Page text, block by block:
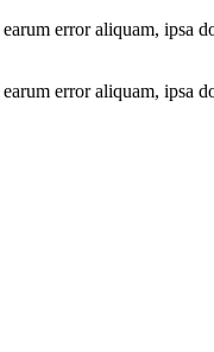
error aliquam, ipsa
error aliquam, ipsa